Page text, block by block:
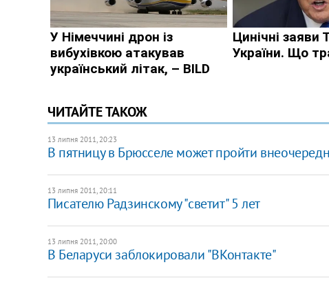
ЧИТАЙТЕ ТАКОЖ
13 липня 2011, 20:23
В пятницу в Брюсселе может пройти
13 липня 2011, 20:11
Писателю Радзинскому "светит" 5 лет
13 липня 2011, 20:00
В Беларуси заблокировали "ВКонтакте"